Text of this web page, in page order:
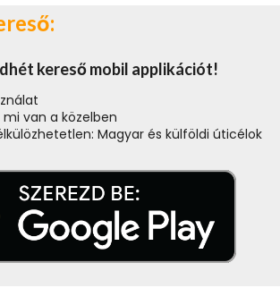
kereső mobil applikációt!
van a közelben
Magyar és külföldi úticélok